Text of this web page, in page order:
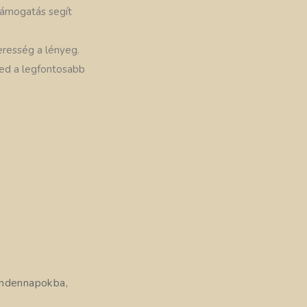
segít
a lényeg.
a legfontosabb